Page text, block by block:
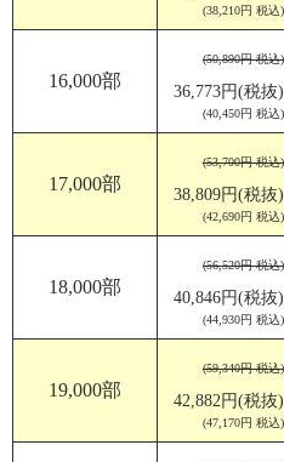
(38,210円 税込)
16,000部
(50,890円 税込)
36,773円(税抜)
(40,450円 税込)
17,000部
(53,700円 税込)
38,809円(税抜)
(42,690円 税込)
18,000部
(56,520円 税込)
40,846円(税抜)
(44,930円 税込)
19,000部
(59,340円 税込)
42,882円(税抜)
(47,170円 税込)